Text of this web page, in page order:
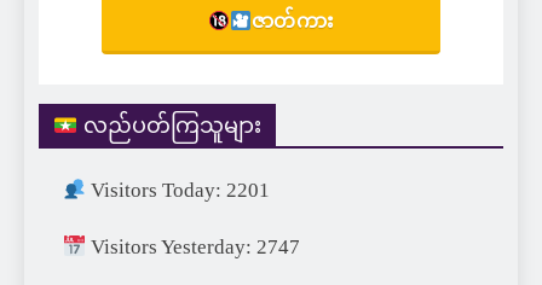
ဇာတ်ကား
လည်ပတ်ကြသူများ
Visitors Today: 2201
Visitors Yesterday: 2747